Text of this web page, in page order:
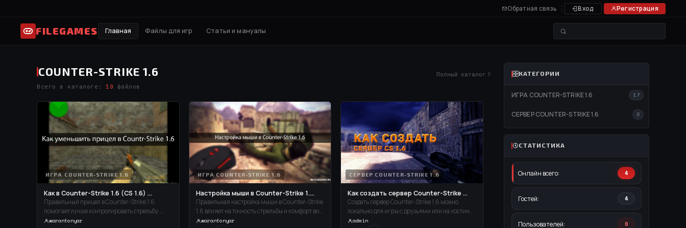
Обратная связь Вход Регистрация
FILEGAMES Главная Файлы для игр Статьи и мануалы
COUNTER-STRIKE 1.6
Всего в каталоге: 19 файлов
Полный каталог
ИГРА COUNTER-STRIKE 1.6
Как в Counter-Strike 1.6 (CS 1.6) ...
Правильный прицел в Counter-Strike 1.6
помогает лучше контролировать стрельбу.
Чтобы сделать маленький прицел без
warantonyar
ИГРА COUNTER-STRIKE 1.6
Настройка мыши в Counter-Strike 1....
Правильная настройка мыши в Counter-Strike
1.6 влияет на точность стрельбы и комфорт во
время игры. Чтобы достичь идеального
warantonyar
СЕРВЕР COUNTER-STRIKE 1.6
Как создать сервер Counter-Strike ...
Создать сервер Counter-Strike 1.6 можно
локально для игры с друзьями или на хостинге
для работы 24/7. Рассмотрим оба варианта.
admin
КАТЕГОРИИ
ИГРА COUNTER-STRIKE 1.6 17
СЕРВЕР COUNTER-STRIKE 1.6 2
СТАТИСТИКА
Онлайн всего: 4
Гостей: 4
Пользователей: 0